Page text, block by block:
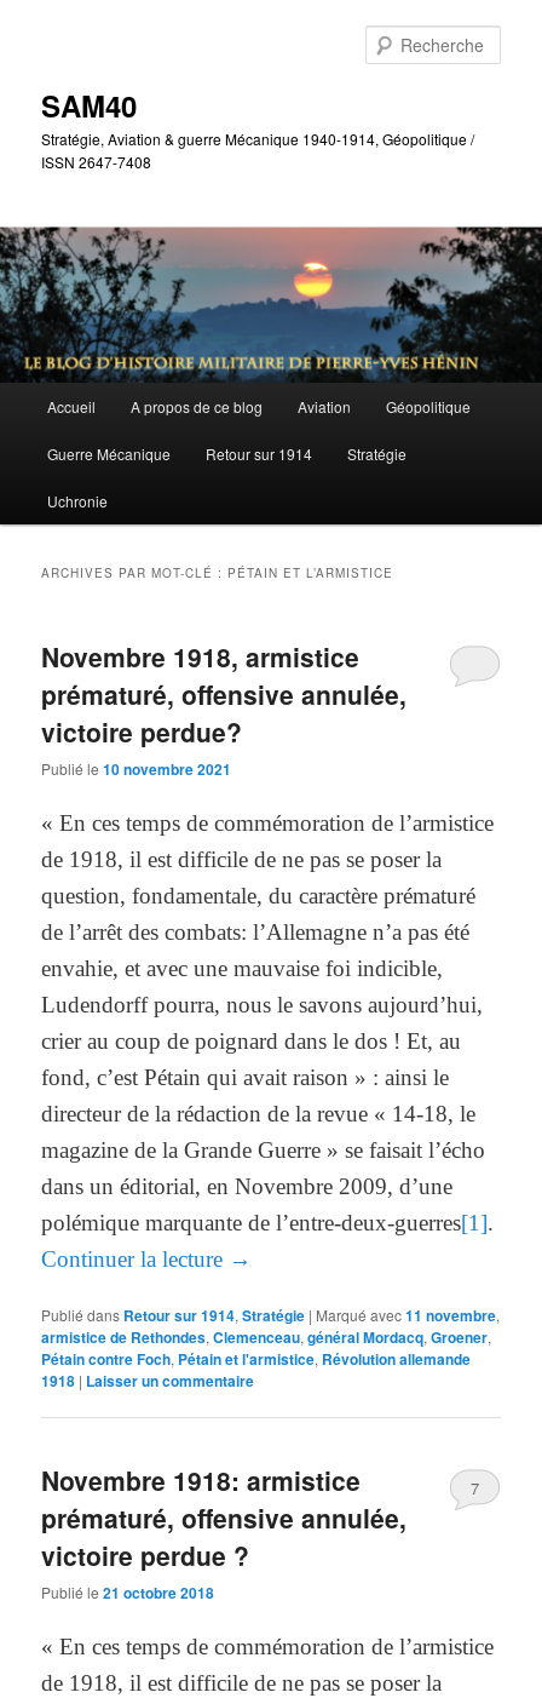
SAM40
Stratégie, Aviation & guerre Mécanique 1940-1914, Géopolitique /
ISSN 2647-7408
principal
Accueil A propos de ce blog Aviation Géopolitique
Guerre Mécanique Retour sur 1914 Stratégie
Uchronie
ARCHIVES PAR MOT-CLÉ : PÉTAIN ET L’ARMISTICE
Novembre 1918, armistice
prématuré, offensive annulée,
victoire perdue?
Publié le10 novembre 2021
« En ces temps de commémoration de l’armistice
de 1918, il est difficile de ne pas se poser la
question, fondamentale, du caractère prématuré
de l’arrêt des combats: l’Allemagne n’a pas été
envahie, et avec une mauvaise foi indicible,
Ludendorff pourra, nous le savons aujourd’hui,
crier au coup de poignard dans le dos ! Et, au
fond, c’est Pétain qui avait raison » : ainsi le
directeur de la rédaction de la revue « 14-18, le
magazine de la Grande Guerre » se faisait l’écho
dans un éditorial, en Novembre 2009, d’une
polémique marquante de l’entre-deux-guerres[1].
Continuer la lecture →
Publié dans Retour sur 1914,Stratégie | Marqué avec11 novembre,
armistice de Rethondes,Clemenceau,général Mordacq,Groener,
Pétain contre Foch, Pétain et l'armistice, Révolution allemande
1918 | Laisser un commentaire
Novembre 1918: armistice
prématuré, offensive annulée,
victoire perdue ?
Publié le21 octobre 2018
7
« En ces temps de commémoration de l’armistice
de 1918, il est difficile de ne pas se poser la